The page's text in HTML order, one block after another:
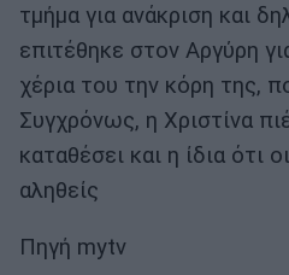
τμήμα για ανάκριση και
επιτέθηκε στον Αργύρη
χέρια του την κόρη της,
Συγχρόνως, η Χριστίνα
καταθέσει και η ίδια ότι
αληθείς
Πηγή mytv